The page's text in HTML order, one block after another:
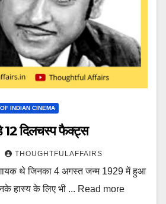
INDIAN CINEMA
12 दिलचस्प फैक्ट्स
THOUGHTFULAFFAIRS
थे जिनका 4 अगस्त जन्म 1929 में हुआ
हास्य के लिए भी ... Read more